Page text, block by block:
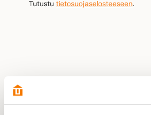
Tutustu tietosuojaselosteeseen.